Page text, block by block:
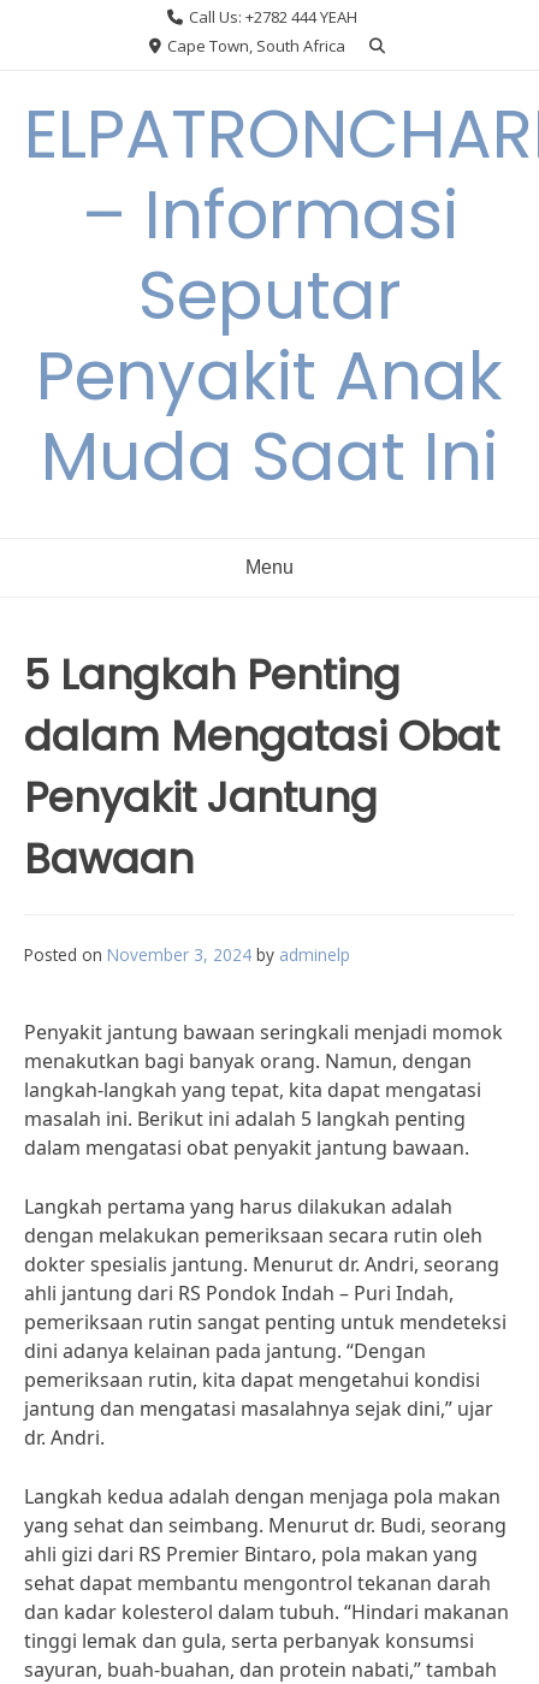
Call Us: +2782 444 YEAH
Cape Town, South Africa
– Informasi
Seputar
Penyakit Anak
Muda Saat Ini
Menu
5 Langkah Penting
dalam Mengatasi Obat
Penyakit Jantung
Bawaan
Posted on November 3, 2024 by adminelp
Penyakit jantung bawaan seringkali menjadi momok
menakutkan bagi banyak orang. Namun, dengan
langkah-langkah yang tepat, kita dapat mengatasi
masalah ini. Berikut ini adalah 5 langkah penting
dalam mengatasi obat penyakit jantung bawaan.
Langkah pertama yang harus dilakukan adalah
dengan melakukan pemeriksaan secara rutin oleh
dokter spesialis jantung. Menurut dr. Andri, seorang
ahli jantung dari RS Pondok Indah – Puri Indah,
pemeriksaan rutin sangat penting untuk mendeteksi
dini adanya kelainan pada jantung. “Dengan
pemeriksaan rutin, kita dapat mengetahui kondisi
jantung dan mengatasi masalahnya sejak dini,” ujar
dr. Andri.
Langkah kedua adalah dengan menjaga pola makan
yang sehat dan seimbang. Menurut dr. Budi, seorang
ahli gizi dari RS Premier Bintaro, pola makan yang
sehat dapat membantu mengontrol tekanan darah
dan kadar kolesterol dalam tubuh. “Hindari makanan
tinggi lemak dan gula, serta perbanyak konsumsi
sayuran, buah-buahan, dan protein nabati,” tambah